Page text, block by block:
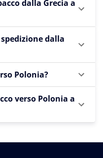
dalla Grecia a
dalla
Polonia?
verso Polonia a